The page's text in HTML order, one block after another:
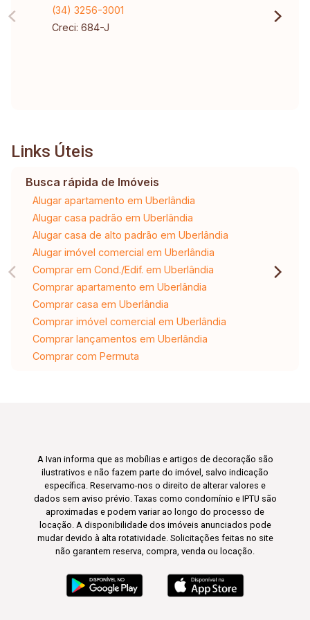
(34) 3256-3001
Creci: 684-J
Links Úteis
Busca rápida de Imóveis
Alugar apartamento em Uberlândia
Alugar casa padrão em Uberlândia
Alugar casa de alto padrão em Uberlândia
Alugar imóvel comercial em Uberlândia
Comprar em Cond./Edif. em Uberlândia
Comprar apartamento em Uberlândia
Comprar casa em Uberlândia
Comprar imóvel comercial em Uberlândia
Comprar lançamentos em Uberlândia
Comprar com Permuta
A Ivan informa que as mobílias e artigos de decoração são
ilustrativos e não fazem parte do imóvel, salvo indicação
específica. Reservamo-nos o direito de alterar valores e
dados sem aviso prévio. Taxas como condomínio e IPTU são
aproximadas e podem variar ao longo do processo de
locação. A disponibilidade dos imóveis anunciados pode
mudar devido à alta rotatividade. Solicitações feitas no site
não garantem reserva, compra, venda ou locação.